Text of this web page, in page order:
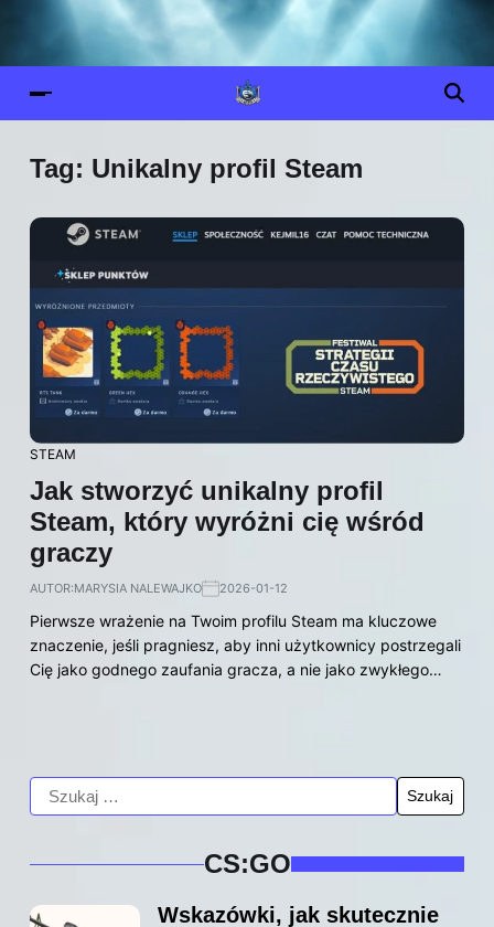
Tag: Unikalny profil Steam
STEAM
Jak stworzyć unikalny profil
Steam, który wyróżni cię wśród
graczy
AUTOR:MARYSIA NALEWAJKO 2026-01-12
Pierwsze wrażenie na Twoim profilu Steam ma kluczowe
znaczenie, jeśli pragniesz, aby inni użytkownicy postrzegali
Cię jako godnego zaufania gracza, a nie jako zwykłego…
CS:GO
Wskazówki, jak skutecznie